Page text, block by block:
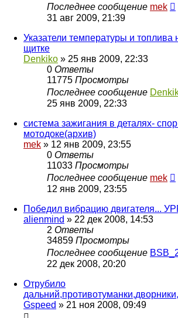
Последнее сообщение mek
31 авг 2009, 21:39
Указатели температуры и топлива
щитке
Denkiko » 25 янв 2009, 22:33
0 Ответы
11775 Просмотры
Последнее сообщение
25 янв 2009, 22:33
система зажигания в деталях-
мотодоке(архив)
mek » 12 янв 2009, 23:55
0 Ответы
11033 Просмотры
Последнее сообщение mek
12 янв 2009, 23:55
Победил вибрацию двигателя...
alienmind » 22 дек 2008, 14:53
2 Ответы
34859 Просмотры
Последнее сообщение
22 дек 2008, 20:20
Отрубило
Gspeed » 21 ноя 2008, 09:49